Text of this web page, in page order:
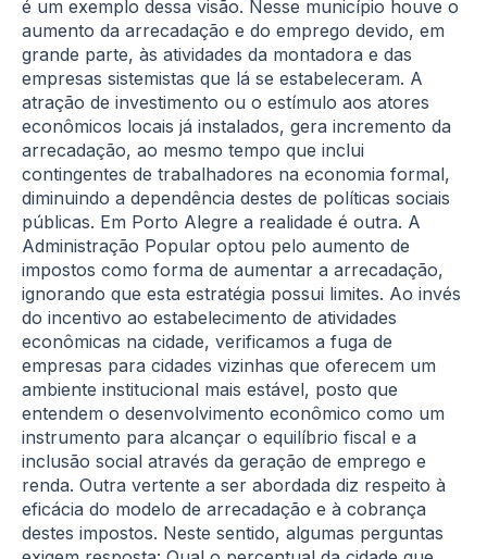
é um exemplo dessa visão. Nesse município houve o
aumento da arrecadação e do emprego devido, em
grande parte, às atividades da montadora e das
empresas sistemistas que lá se estabeleceram. A
atração de investimento ou o estímulo aos atores
econômicos locais já instalados, gera incremento da
arrecadação, ao mesmo tempo que inclui
contingentes de trabalhadores na economia formal,
diminuindo a dependência destes de políticas sociais
públicas. Em Porto Alegre a realidade é outra. A
Administração Popular optou pelo aumento de
impostos como forma de aumentar a arrecadação,
ignorando que esta estratégia possui limites. Ao invés
do incentivo ao estabelecimento de atividades
econômicas na cidade, verificamos a fuga de
empresas para cidades vizinhas que oferecem um
ambiente institucional mais estável, posto que
entendem o desenvolvimento econômico como um
instrumento para alcançar o equilíbrio fiscal e a
inclusão social através da geração de emprego e
renda. Outra vertente a ser abordada diz respeito à
eficácia do modelo de arrecadação e à cobrança
destes impostos. Neste sentido, algumas perguntas